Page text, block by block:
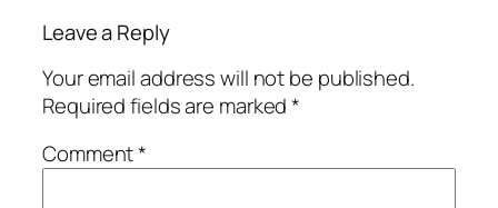
Leave a Reply
Your email address will not be published.
Required fields are marked*
Comment*